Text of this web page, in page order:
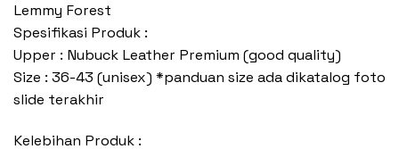
Lemmy Forest
Spesifikasi Produk :
Upper : Nubuck Leather Premium (good quality)
Size : 36-43 (unisex) *panduan size ada dikatalog foto
slide terakhir
Kelebihan Produk :